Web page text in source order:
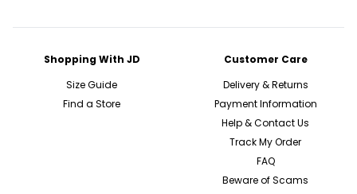
Shopping With JD
Size Guide
Find a Store
Customer Care
Delivery & Returns
Payment Information
Help & Contact Us
Track My Order
FAQ
Beware of Scams